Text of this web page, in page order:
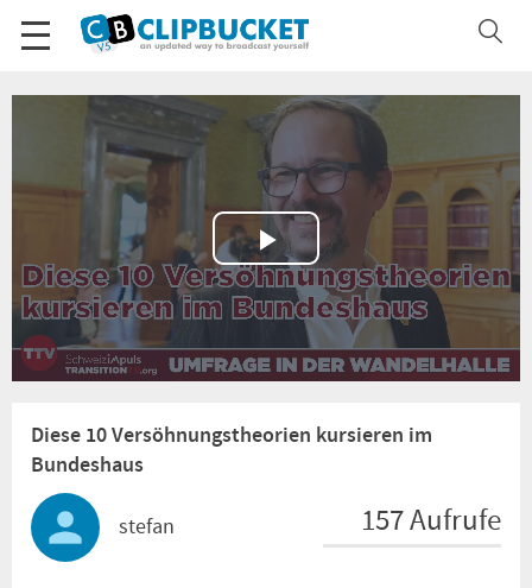
Play
Video
Diese 10 Versöhnungstheorien kursieren im
Bundeshaus
stefan 157 Aufrufe